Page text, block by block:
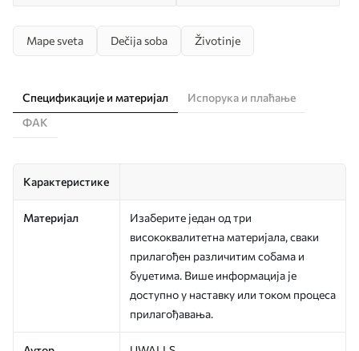
Mape sveta Dečija soba Životinje
Спецификације и материјал
Испорука и плаћање
ФАК
Карактеристике
Материјал
Изаберите један од три
висококвалитетна материјала, сваки
прилагођен различитим собама и
буџетима. Више информација је
доступно у наставку или током процеса
прилагођавања.